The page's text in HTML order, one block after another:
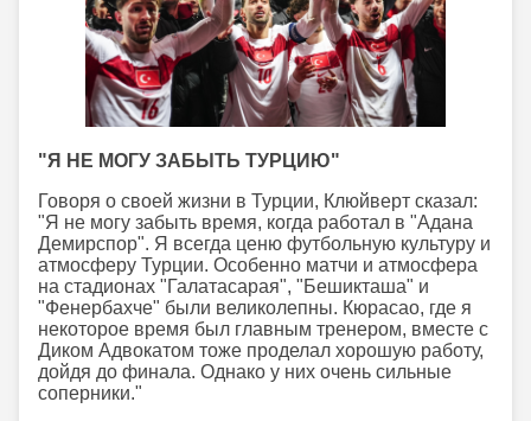
"Я НЕ МОГУ ЗАБЫТЬ ТУРЦИЮ"
Говоря о своей жизни в Турции, Клюйверт сказал:
"Я не могу забыть время, когда работал в "Адана
Демирспор". Я всегда ценю футбольную культуру и
атмосферу Турции. Особенно матчи и атмосфера
на стадионах "Галатасарая", "Бешикташа" и
"Фенербахче" были великолепны. Кюрасао, где я
некоторое время был главным тренером, вместе с
Диком Адвокатом тоже проделал хорошую работу,
дойдя до финала. Однако у них очень сильные
соперники."